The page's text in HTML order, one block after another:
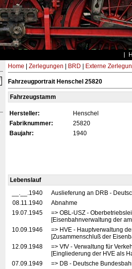
Home Zerlegungen BRD Externe
Fahrzeugportrait Henschel 25820
Fahrzeugstamm
Hersteller:
Henschel
Fabriknummer:
25820
Baujahr:
1940
Lebenslauf
__.__.1940
Auslieferung an DRB -
08.11.1940
Abnahme
19.07.1945
=> OBL-USZ -
[Eisenbahnverwaltung der
10.09.1946
=> HVE - Hauptverwaltung
[Zusammenschluß der
12.09.1948
=> VfV - Verwaltung für
[Eingliederung der HVE als
07.09.1949
=> DB - Deutsche